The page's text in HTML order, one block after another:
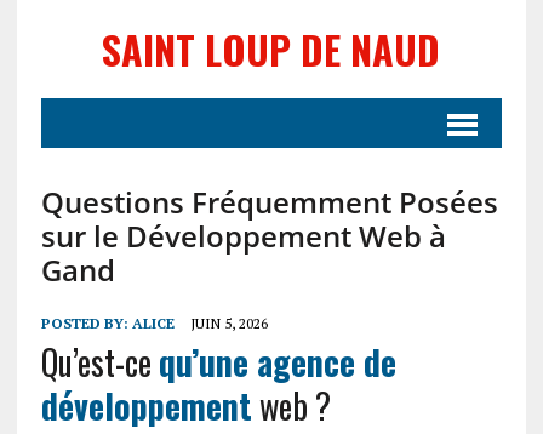
SAINT LOUP DE NAUD
Questions Fréquemment Posées
sur le Développement Web à
Gand
POSTED BY: ALICE JUIN 5, 2026
Qu’est-cequ’une agence de
développementweb ?